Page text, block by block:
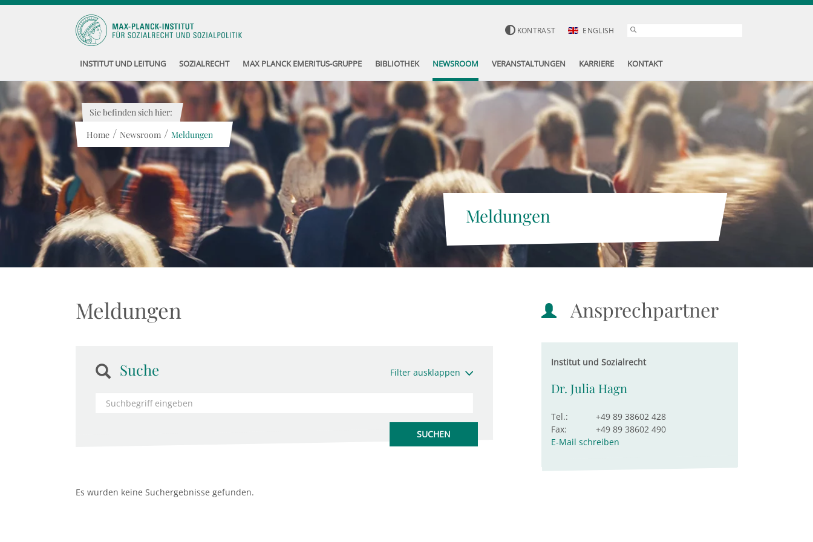
KONTRAST ENGLISH
INSTITUT UND LEITUNG SOZIALRECHT MAX PLANCK EMERITUS-GRUPPE BIBLIOTHEK NEWSROOM VERANSTALTUNGEN KARRIERE KONTAKT
Meldungen
Sie befinden sich hier:
Home / Newsroom / Meldungen
Meldungen
Suche Filter ausklappen
Es wurden keine Suchergebnisse gefunden.
Ansprechpartner
Institut und Sozialrecht
Dr. Julia Hagn
Tel.:
+49 89 38602 428
Fax:
+49 89 38602 490
E-Mail schreiben